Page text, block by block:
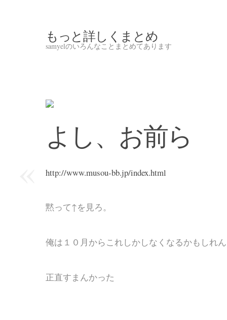
もっと詳しくまとめ
samyelのいろんなことまとめてあります
よし、お前ら
http://www.musou-bb.jp/index.html
黙って↑を見ろ。
俺は１０月からこれしかしなくなるかもしれ
正直すまんかった